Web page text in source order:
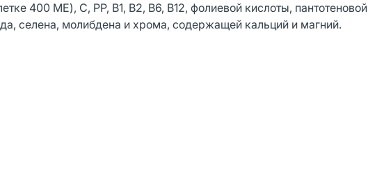
400 МЕ), С, РР, В1, В2, В6, В12, фолиевой кислоты, пантотеновой
селена, молибдена и хрома, содержащей кальций и магний.